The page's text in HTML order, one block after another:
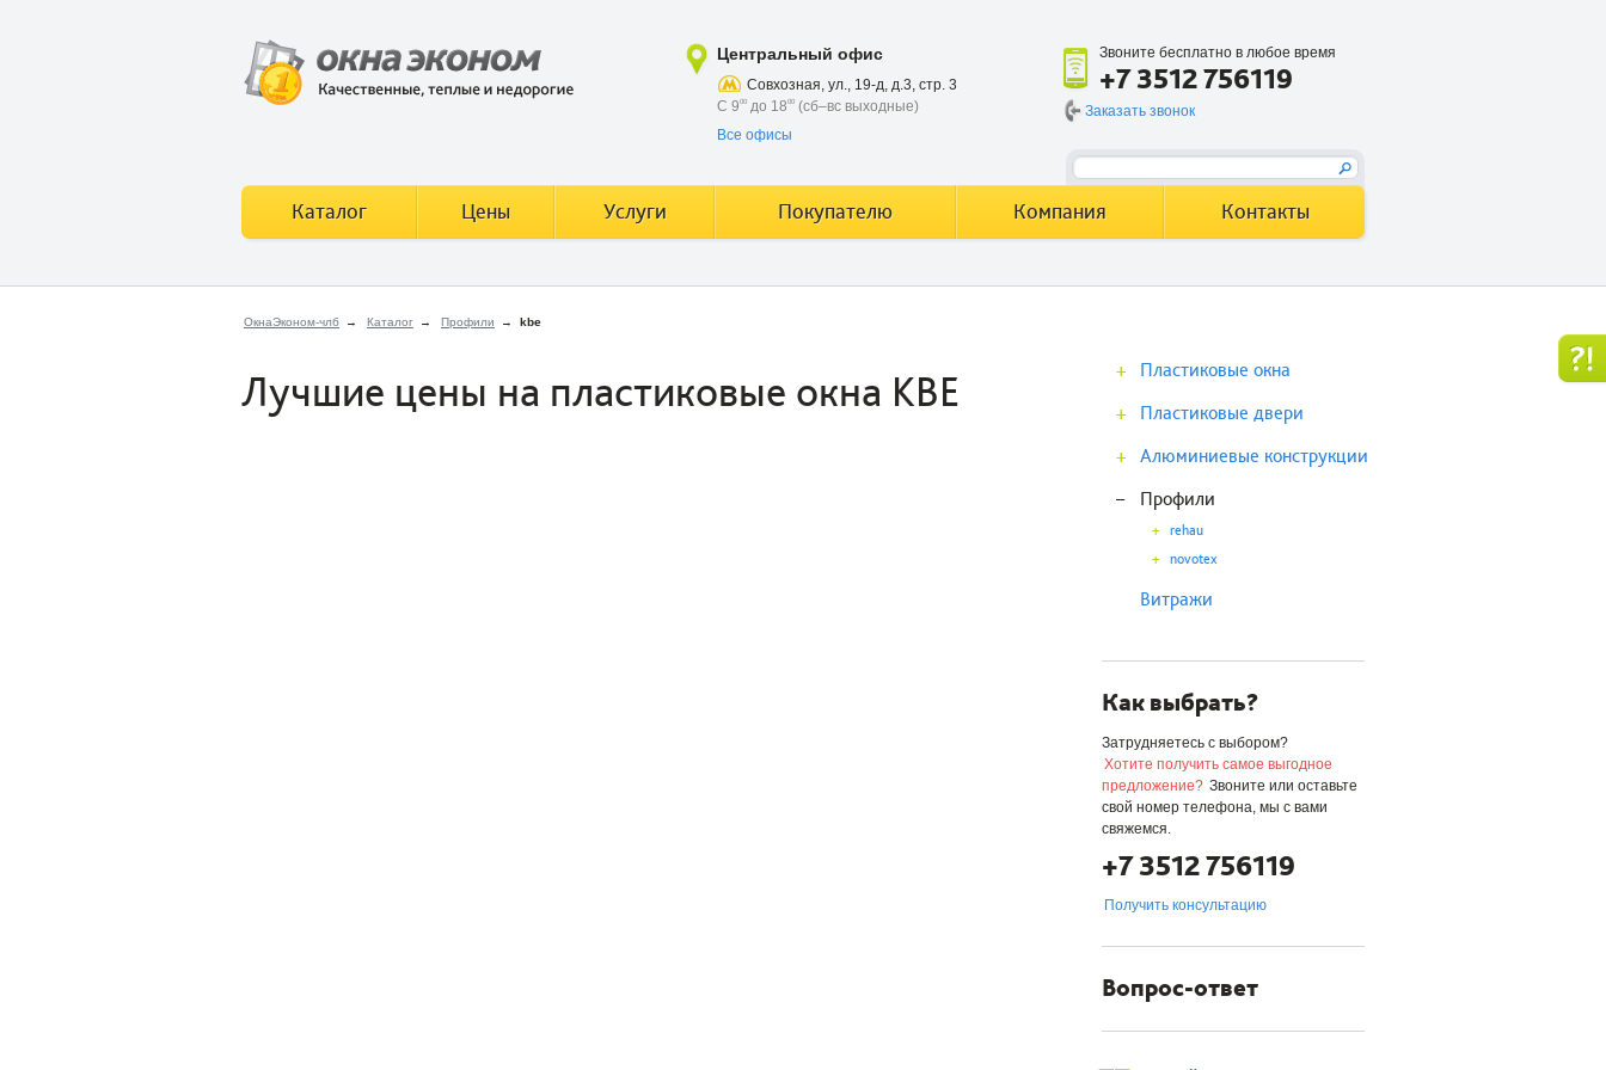
ОкнаЭконом-члб → Каталог → Профили → kbe
Лучшие цены на пластиковые окна KBE +
Пластиковые окна
+
Пластиковые двери
+
Алюминиевые конструкции
–
Профили
+
rehau
+
novotex
Витражи
Как выбрать?
Затрудняетесь с выбором?
Хотите получить самое выгодное
предложение? Звоните или оставьте
свой номер телефона, мы с вами
свяжемся.
+7 3512 756119
Получить консультацию
Вопрос-ответ
Центральный офис
Совхозная, ул., 19-д, д.3, стр. 3
С 900 до 1800 (сб–вс выходные)
Все офисы
Звоните бесплатно в любое время
+7 3512 756119
Заказать звонок
Каталог Цены Услуги Покупателю Компания Контакты